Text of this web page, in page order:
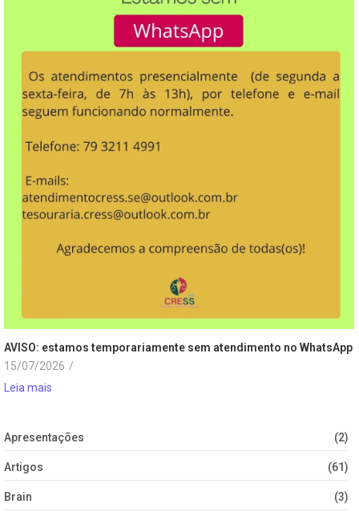
AVISO: estamos temporariamente sem atendimento no WhatsApp
15/07/2026 /
Leia mais
Apresentações (2)
Artigos (61)
Brain (3)